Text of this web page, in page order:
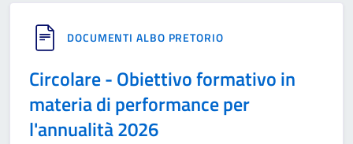
DOCUMENTI ALBO PRETORIO
Circolare - Obiettivo formativo in
materia di performance per
l'annualità 2026